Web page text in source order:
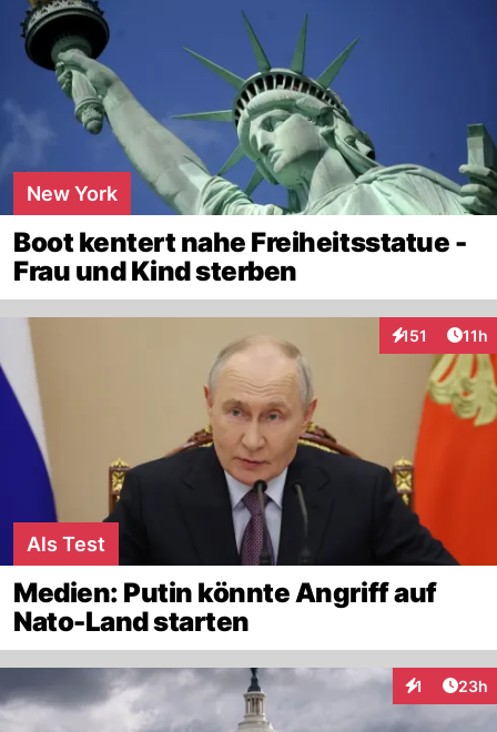
New York
Boot kentert nahe Freiheitsstatue -
Frau und Kind sterben
151
Interaktionen
11h
Als Test
Medien: Putin könnte Angriff auf
Nato-Land starten
1
Interaktionen
23h